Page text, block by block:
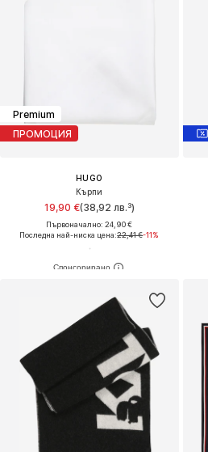
Premium
ПРОМОЦИЯ
HUGO
Кърпи
19,90 €(38,92 лв.³)
Първоначално: 24,90 €
Последна най-ниска цена:22,41 €-11%